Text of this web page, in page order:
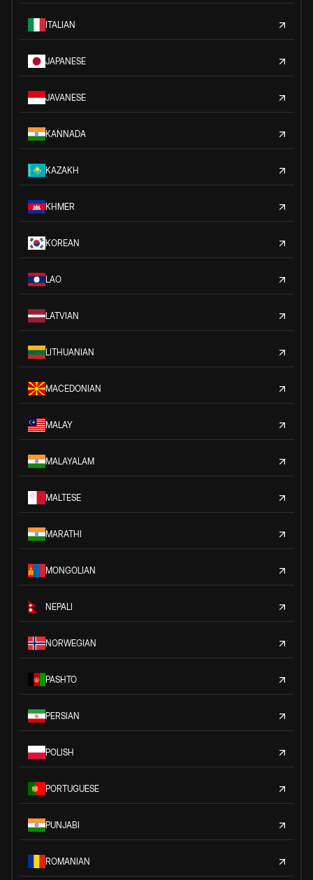
ITALIAN
JAPANESE
JAVANESE
KANNADA
KAZAKH
KHMER
KOREAN
LAO
LATVIAN
LITHUANIAN
MACEDONIAN
MALAY
MALAYALAM
MALTESE
MARATHI
MONGOLIAN
NEPALI
NORWEGIAN
PASHTO
PERSIAN
POLISH
PORTUGUESE
PUNJABI
ROMANIAN